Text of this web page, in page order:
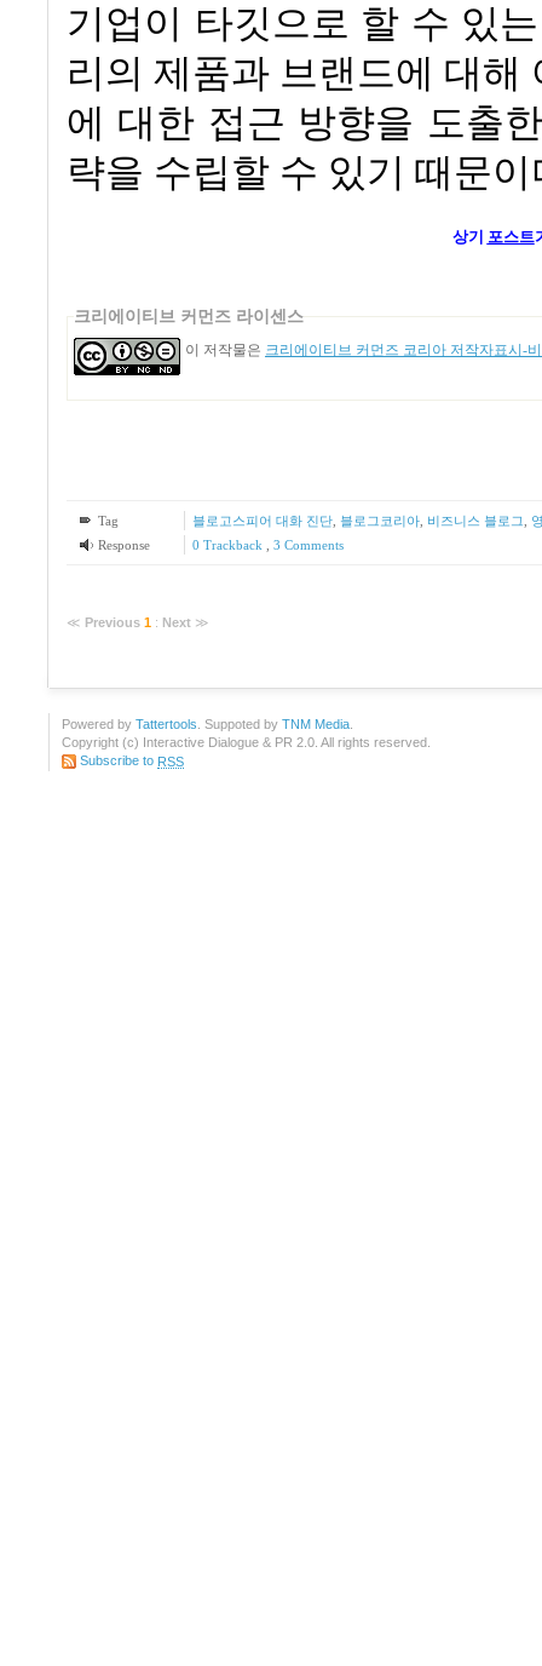
기업이 타깃으로 할 수 있
리의 제품과 브랜드에 대해
에 대한 접근 방향을 도출
략을 수립할 수 있기 때문이
상기 포스트
크리에이티브 커먼즈 라이센스
이 저작물은 크리에이티브 커먼즈 코리아 저작자표시-
Tag 블로고스피어 대화 진단, 블로그코리아, 비즈니스 블로그
Response
0 Trackback 3 Comments
≪ Previous 1 : Next ≫
Powered by Tattertools . Suppoted by TNM Media
Copyright (c) Interactive Dialogue & PR 2.0. All rights reserved.
Subscribe to RSS